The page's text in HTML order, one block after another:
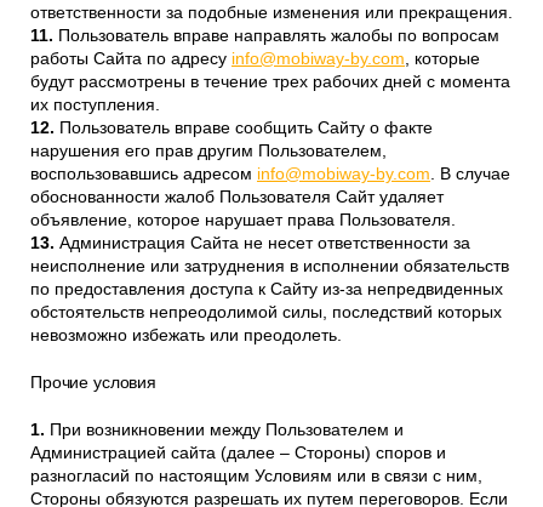
ответственности за подобные изменения или прекращения.
Пользователь вправе направлять жалобы по вопросам
работы Сайта по адресу info@mobiway-by.com , которые
будут рассмотрены в течение трех рабочих дней с момента
их поступления.
Пользователь вправе сообщить Сайту о факте
нарушения его прав другим Пользователем,
воспользовавшись адресом info@mobiway-by.com . В случае
обоснованности жалоб Пользователя Сайт удаляет
объявление, которое нарушает права Пользователя.
Администрация Сайта не несет ответственности за
неисполнение или затруднения в исполнении обязательств
по предоставления доступа к Сайту из-за непредвиденных
обстоятельств непреодолимой силы, последствий которых
невозможно избежать или преодолеть.
Прочие условия
При возникновении между Пользователем и
Администрацией сайта (далее – Стороны) споров и
разногласий по настоящим Условиям или в связи с ним,
Стороны обязуются разрешать их путем переговоров. Если